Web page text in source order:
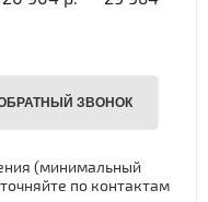
(минимальный
по контактам